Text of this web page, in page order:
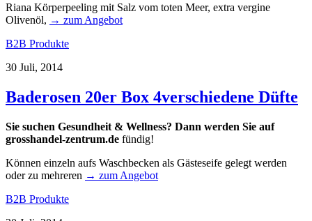
Riana Körperpeeling mit Salz vom toten Meer, extra vergine
Olivenöl, → zum Angebot
B2B Produkte
30 Juli, 2014
Baderosen 20er Box 4verschiedene Düfte
Sie suchen Gesundheit & Wellness? Dann werden Sie auf
grosshandel-zentrum.de fündig!
Können einzeln aufs Waschbecken als Gästeseife gelegt werden
oder zu mehreren → zum Angebot
B2B Produkte